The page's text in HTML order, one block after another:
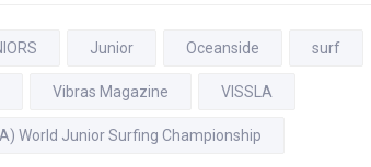
Junior Oceanside surf
Vibras Magazine VISSLA
World Junior Surfing Championship